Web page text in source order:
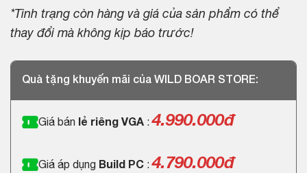
*Tình trạng còn hàng và giá của sản phẩm có thể
thay đổi mà không kịp báo trước!
Quà tặng khuyến mãi của WILD BOAR STORE:
Giá bán lẻ riêng VGA : 4.990.000đ
Giá áp dụng Build PC : 4.790.000đ